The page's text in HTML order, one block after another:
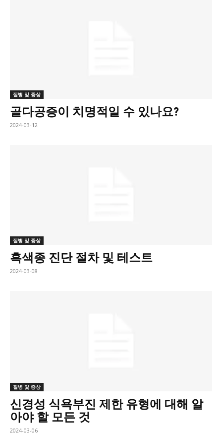
질병 및 증상
골다공증이 치명적일 수 있나요?
2024-03-12
질병 및 증상
흑색종 진단 절차 및 테스트
2024-03-08
질병 및 증상
신경성 식욕부진 제한 유형에 대해 알
아야 할 모든 것
2024-03-06